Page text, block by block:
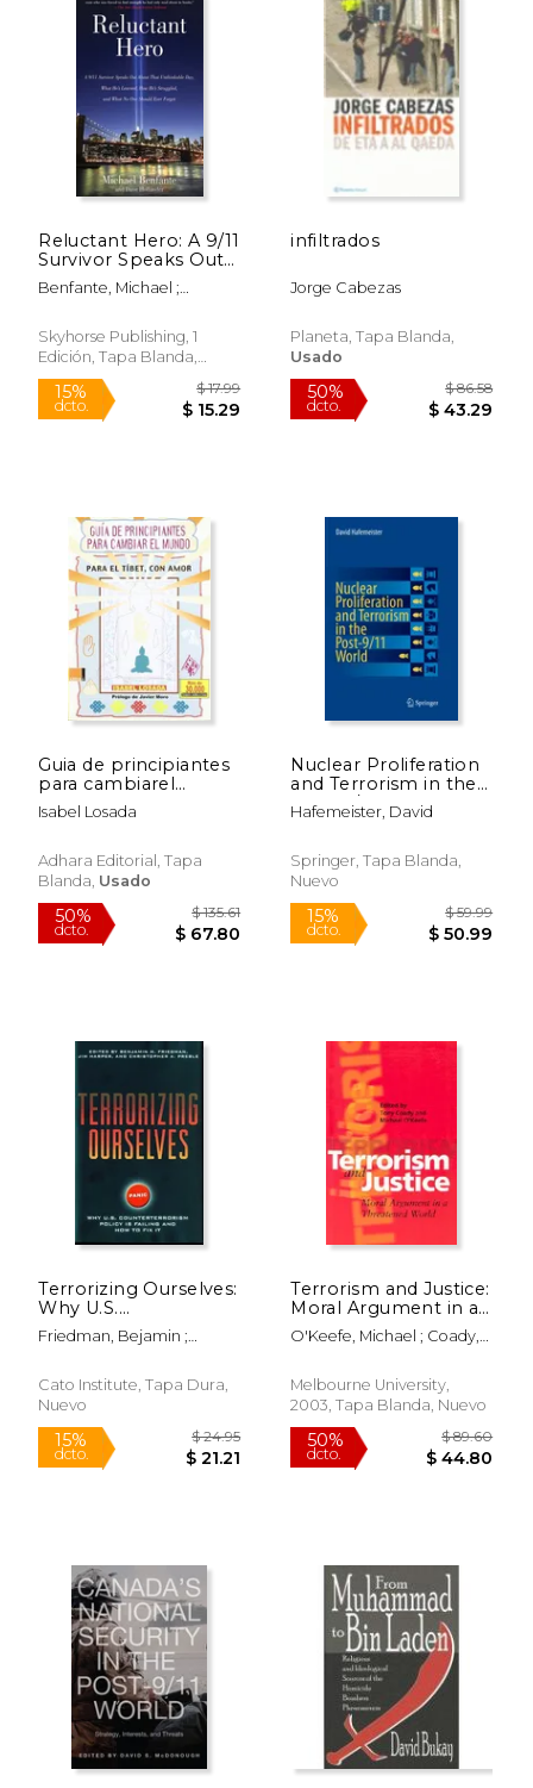
50%
dcto.
$ 55.39
$ 27.70
15%
dcto.
$
$
Reluctant Hero: A 9/11
Survivor Speaks Out
about That
Unthinkable Day,
How He's Struggled,
and What No One
Benfante, Michael ;
Skyhorse Publishing, 1
Edición, Tapa Blanda,
Nuevo
15%
dcto.
infiltrados
Jorge Cabezas
Planeta, Tapa Blanda,
Usado
50%
dcto.
Guia de principiantes
para cambiarel
mundo
Isabel Losada
Adhara Editorial, Tapa
Blanda, Usado
Nuclear Proliferation
and Terrorism in the
Post-9/11 World (en
Inglés)
Hafemeister, David
Springer, Tapa Blanda,
Nuevo
Terrorizing Ourselves:
Why U.S.
Counterterrorism
Policy Is Failing and
Inglés)
Friedman, Bejamin ;
Christopher
Cato Institute, Tapa Dura,
Nuevo
Terrorism and Justice:
Moral Argument in a
Threatened World (en
Inglés)
O'Keefe, Michael ; Coady,
Melbourne University,
2003, Tapa Blanda, Nuevo